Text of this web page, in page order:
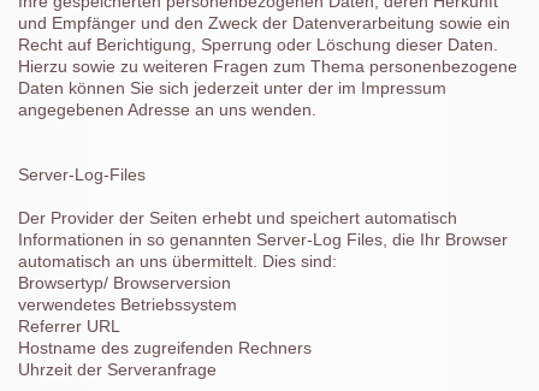
und Empfänger und den Zweck der Datenverarbeitung sowie ein
Recht auf Berichtigung, Sperrung oder Löschung dieser Daten.
Hierzu sowie zu weiteren Fragen zum Thema personenbezogene
Daten können Sie sich jederzeit unter der im Impressum
angegebenen Adresse an uns wenden.
Server-Log-Files
Der Provider der Seiten erhebt und speichert automatisch
Informationen in so genannten Server-Log Files, die Ihr Browser
automatisch an uns übermittelt. Dies sind:
Browsertyp/ Browserversion
verwendetes Betriebssystem
Referrer URL
Hostname des zugreifenden Rechners
Uhrzeit der Serveranfrage